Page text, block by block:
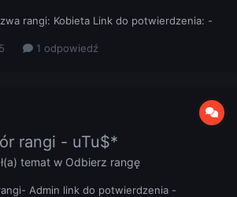
rangi: Kobieta Link do potwierdzenia: -
1 odpowiedź
rangi - uTu$*
temat w Odbierz rangę
Admin link do potwierdzenia -